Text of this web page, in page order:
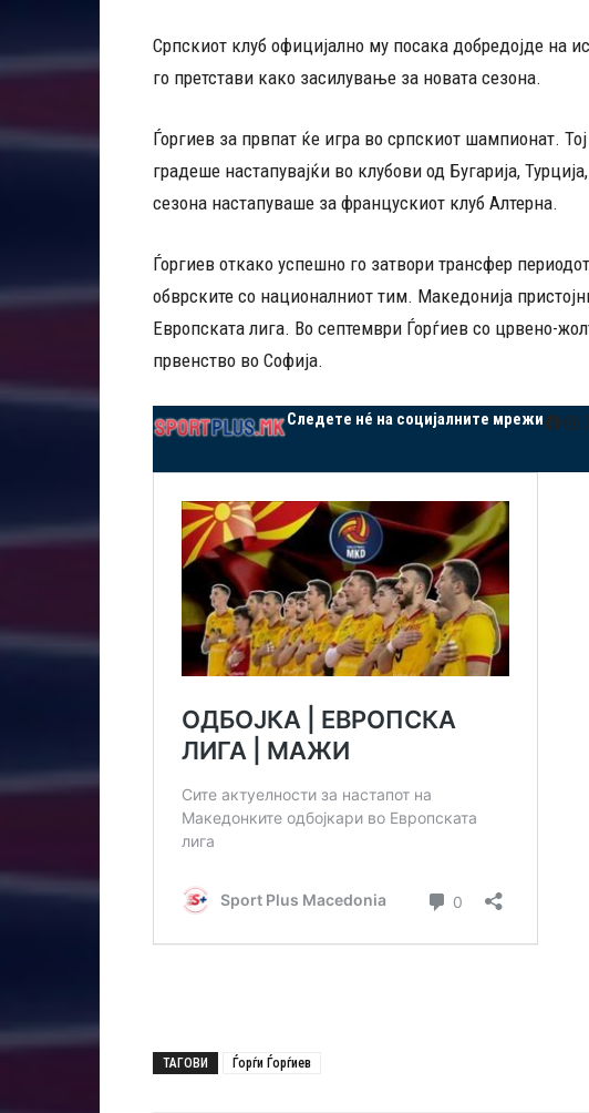
Српскиот клуб официјално му посака добредојде на
го претстави како засилување за новата сезона.
Ѓоргиев за првпат ќе игра во српскиот шампионат.
градеше настапувајќи во клубови од Бугарија,
сезона настапуваше за францускиот клуб Алтерна.
Ѓоргиев откако успешно го затвори трансфер
обврските со националниот тим. Македонија
Европската лига. Во септември Ѓорѓиев со црвено-
првенство во Софија.
Следете нé на социјалните мрежи X
ТАГОВИ Ѓорѓи Ѓорѓиев